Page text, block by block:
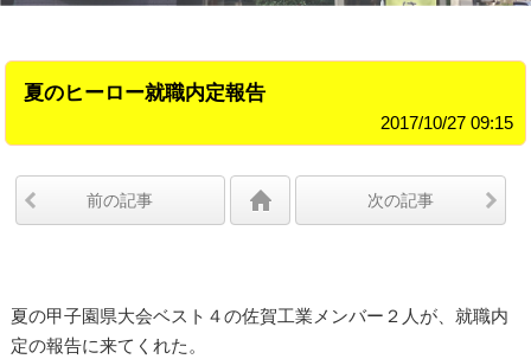
夏のヒーロー就職内定報告
2017/10/27 09:15
前の記事 次の記事
夏の甲子園県大会ベスト４の佐賀工業メンバー２人が、就職内
定の報告に来てくれた。